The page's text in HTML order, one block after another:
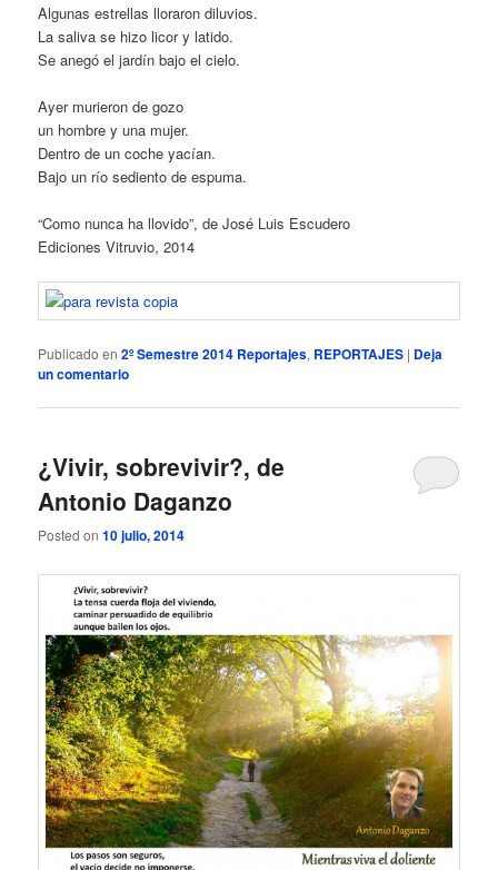
Algunas estrellas lloraron diluvios.
La saliva se hizo licor y latido.
Se anegó el jardín bajo el cielo.
Ayer murieron de gozo
un hombre y una mujer.
Dentro de un coche yacían.
Bajo un río sediento de espuma.
“Como nunca ha llovido”, de José Luis Escudero
Ediciones Vitruvio, 2014
Publicado en 2º Semestre 2014 Reportajes, REPORTAJES | Deja
un comentario
¿Vivir, sobrevivir?, de
Antonio Daganzo
Posted on10 julio, 2014